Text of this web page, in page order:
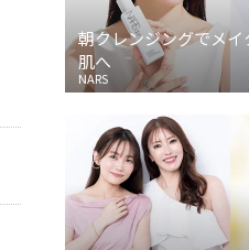
朝クレンジングでメ
肌へ
NARS